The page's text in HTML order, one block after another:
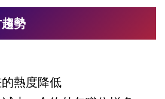
勢
熱度降低